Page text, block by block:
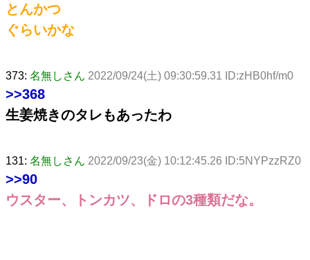
とんかつ
ぐらいかな
373: 名無しさん 2022/09/24(土) 09:30:59.31 ID:zHB0hf/m0
>>368
生姜焼きのタレもあったわ
131: 名無しさん 2022/09/23(金) 10:12:45.26 ID:5NYPzzRZ0
>>90
ウスター、トンカツ、ドロの3種類だな。